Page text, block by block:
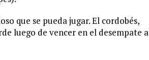
que se pueda jugar. El cordobés,
luego de vencer en el desempate a